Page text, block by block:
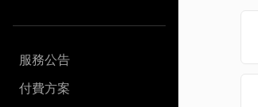
服務公告
付費方案